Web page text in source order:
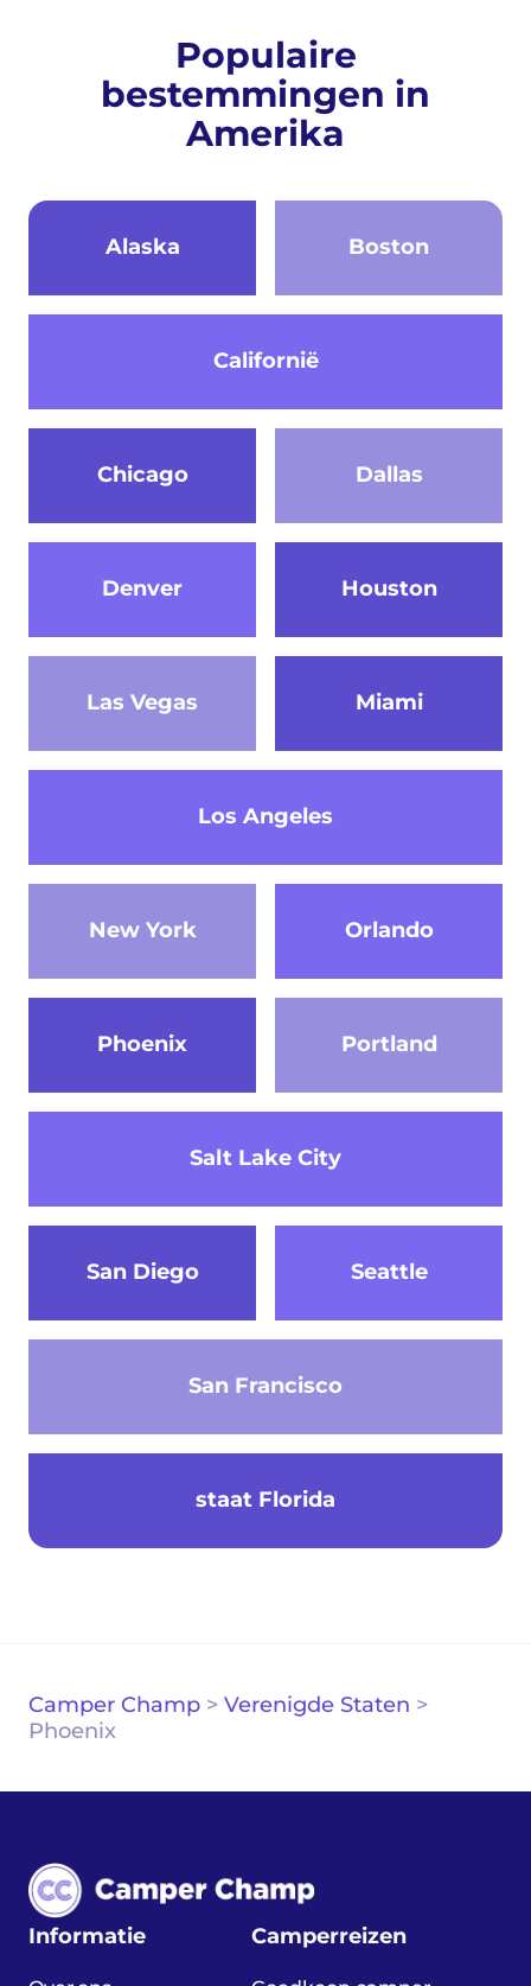
Populaire
bestemmingen in
Amerika
Alaska Boston
Californië
Chicago Dallas
Denver Houston
Las Vegas
Los Angeles
Miami
New York Orlando
Phoenix Portland
Salt Lake City
San Diego
San Francisco
Seattle
staat Florida
Camper Champ > Verenigde Staten >
Phoenix
Informatie Camperreizen